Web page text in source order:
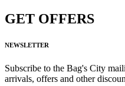
GET OFFERS
NEWSLETTER
Subscribe to the Bag's City
arrivals, offers and other